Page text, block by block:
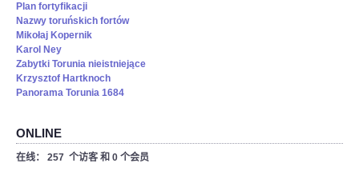
Plan fortyfikacji
Nazwy toruńskich fortów
Mikołaj Kopernik
Karol Ney
Zabytki Torunia nieistniejące
Krzysztof Hartknoch
Panorama Torunia 1684
ONLINE
在线： 257 个访客 和 0 个会员